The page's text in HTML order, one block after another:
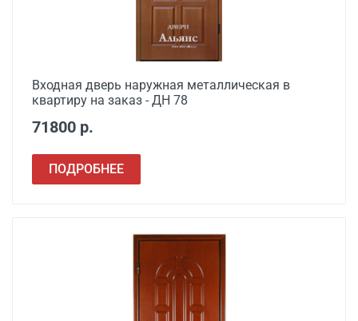
Входная дверь наружная металлическая в
квартиру на заказ - ДН 78
71800 р.
ПОДРОБНЕЕ